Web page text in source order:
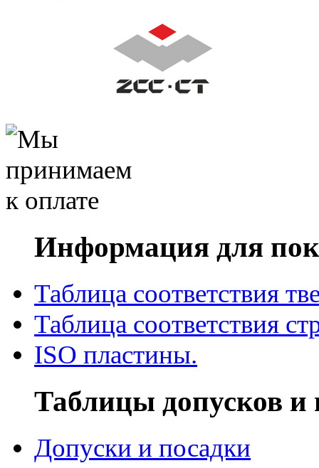
Информация для
Таблица соответствия
Таблица соответствия
ISO пластины.
Таблицы допусков и
Допуски и посадки